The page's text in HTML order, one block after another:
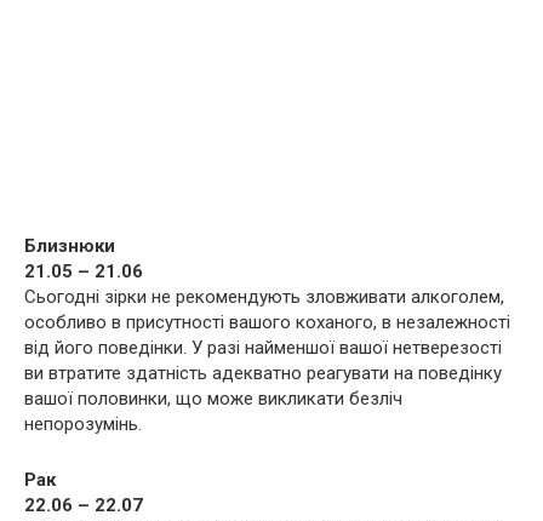
Близнюки
21.05 – 21.06
Сьогодні зірки не рекомендують зловживати алкоголем,
особливо в присутності вашого коханого, в незалежності
від його поведінки. У разі найменшої вашої нетверезості
ви втратите здатність адекватно реагувати на поведінку
вашої половинки, що може викликати безліч
непорозумінь.
Рак
22.06 – 22.07